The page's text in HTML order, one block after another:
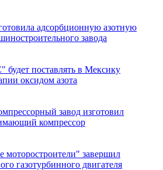
адсорбционную азотную
завода
поставлять в Мексику
оксидом азота
завод изготовил
компрессор
моторостроители" завершил
газотурбинного двигателя